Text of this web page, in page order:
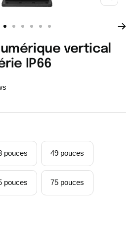
Zoom
au
slide
1
au
slide
2
au
slide
3
au
slide
4
au
slide
5
au
slide
6
vertical
IP66
pouces 49 pouces
pouces 75 pouces